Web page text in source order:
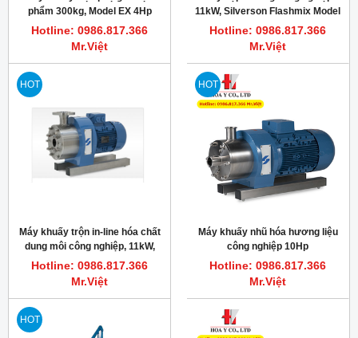
phẩm 300kg, Model EX 4Hp
3000rpm
Hotline: 0986.817.366
Mr.Việt
11kW, Silverson Flashmix Model
FMX50
Hotline: 0986.817.366
Mr.Việt
HOT
Máy khuấy trộn in-line hóa chất
dung môi công nghiệp, 11kW,
3000RPM, Silverson 450HV-CD
Hotline: 0986.817.366
Mr.Việt
HOT
Máy khuấy nhũ hóa hương liệu
công nghiệp 10Hp
3000vòng/phút, Silverson
312/450MS
Hotline: 0986.817.366
Mr.Việt
HOT